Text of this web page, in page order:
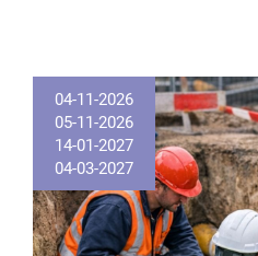
04-11-2026
05-11-2026
14-01-2027
04-03-2027